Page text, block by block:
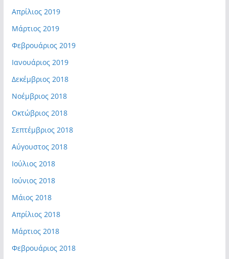
Απρίλιος 2019
Μάρτιος 2019
Φεβρουάριος 2019
Ιανουάριος 2019
Δεκέμβριος 2018
Νοέμβριος 2018
Οκτώβριος 2018
Σεπτέμβριος 2018
Αύγουστος 2018
Ιούλιος 2018
Ιούνιος 2018
Μάιος 2018
Απρίλιος 2018
Μάρτιος 2018
Φεβρουάριος 2018